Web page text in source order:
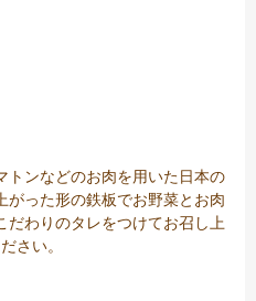
トンなどのお肉を用いた日本の
がった形の鉄板でお野菜とお肉
だわりのタレをつけてお召し上
さい。